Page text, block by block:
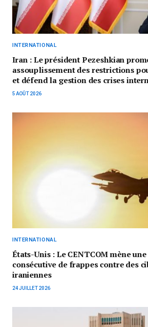
INTERNATIONAL
Iran : Le président Pezeshkian
assouplissement des restrictions
et défend la gestion des crises
5 AOÛT 2026
INTERNATIONAL
États-Unis : Le CENTCOM mène une
consécutive de frappes contre des
iraniennes
24 JUILLET 2026